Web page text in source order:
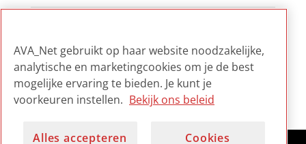
Convenant AV
Tekenblad Erfgoedinstelling bij
Convenant AV
AVA_Net gebruikt op haar website noodzakelijke,
analytische en marketingcookies om je de best
mogelijke ervaring te bieden. Je kunt je
voorkeuren instellen. Bekijk ons beleid
Alles accepteren Cookies